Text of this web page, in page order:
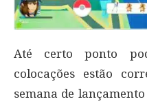
Até certo ponto
colocações estão
semana de